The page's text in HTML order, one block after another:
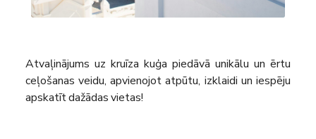
Atvaļinājums uz kruīza kuģa piedāvā unikālu un ērtu
ceļošanas veidu, apvienojot atpūtu, izklaidi un iespēju
apskatīt dažādas vietas!